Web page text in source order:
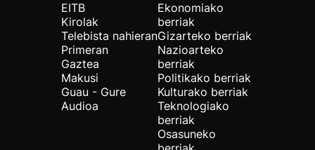
EITB
Kirolak
Telebista nahieran
Primeran
Gaztea
Makusi
Guau - Gure
Audioa
Ekonomiako
berriak
Gizarteko berriak
Nazioarteko
berriak
Politikako berriak
Kulturako berriak
Teknologiako
berriak
Osasuneko